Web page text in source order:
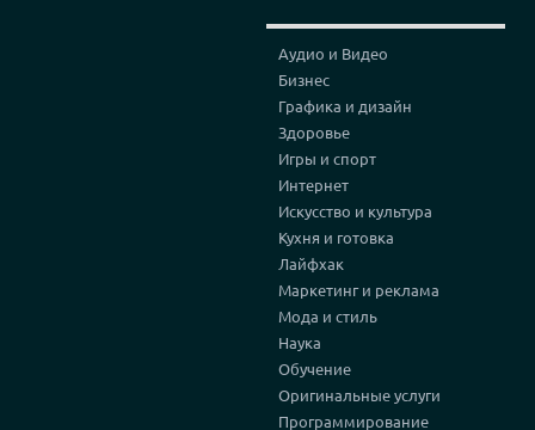
Аудио и Видео
Бизнес
Графика и дизайн
Здоровье
Игры и спорт
Интернет
Искусство и культура
Кухня и готовка
Лайфхак
Маркетинг и реклама
Мода и стиль
Наука
Обучение
Оригинальные услуги
Программирование